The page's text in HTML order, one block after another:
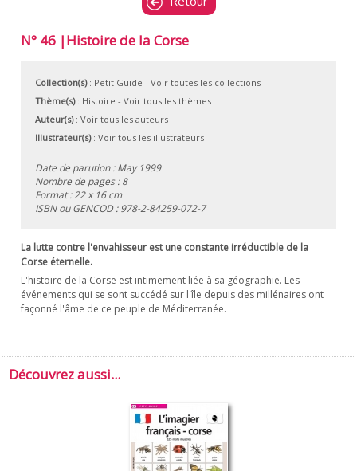
N° 46 |Histoire de la Corse
Collection(s): Petit Guide - Voir toutes les collections
Thème(s): Histoire - Voir tous les thèmes
Auteur(s): Voir tous les auteurs
Illustrateur(s): Voir tous les illustrateurs
Date de parution : May 1999
Nombre de pages : 8
Format : 22 x 16 cm
ISBN ou GENCOD :978-2-84259-072-7
La lutte contre l'envahisseur est une constante irréductible de la
Corse éternelle.
L'histoire de la Corse est intimement liée à sa géographie. Les
événements qui se sont succédé sur l'île depuis des millénaires ont
façonné l'âme de ce peuple de Méditerranée.
Découvrez aussi...